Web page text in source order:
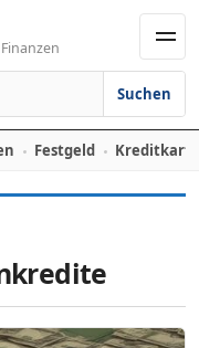
Suchen
Festgeld